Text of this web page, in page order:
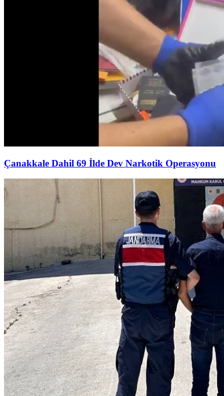
Çanakkale Dahil 69 İlde Dev Narkotik Operasyonu